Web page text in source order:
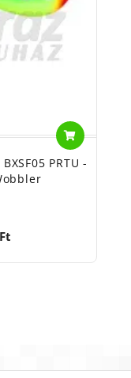
PRTU -